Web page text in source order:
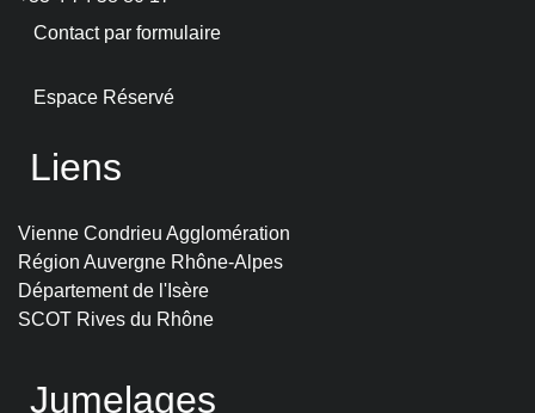
Contact par formulaire
Espace Réservé
Liens
Vienne Condrieu Agglomération
Région Auvergne Rhône-Alpes
Département de l'Isère
SCOT Rives du Rhône
Jumelages